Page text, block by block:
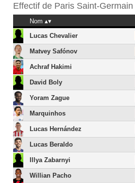
Effectif de Paris Saint-Germain
Nom
Lucas Chevalier
Matvey Safónov
Achraf Hakimi
David Boly
Yoram Zague
Marquinhos
Lucas Hernández
Lucas Beraldo
Illya Zabarnyi
Willian Pacho